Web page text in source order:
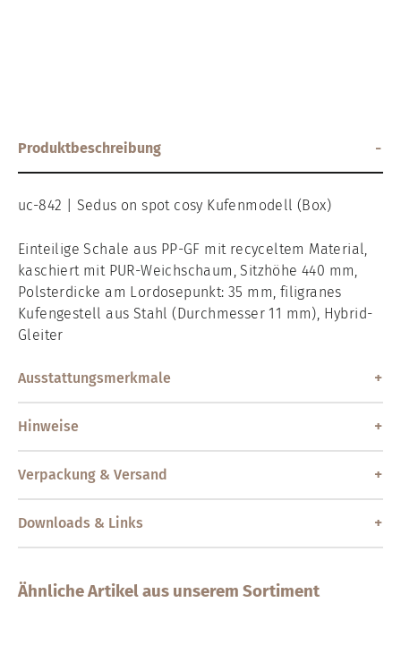
Produktbeschreibung
uc-842 Sedus on spot cosy Kufenmodell (Box)
Einteilige Schale aus PP-GF mit recyceltem Material,
kaschiert mit PUR-Weichschaum, Sitzhöhe 440 mm,
Polsterdicke am Lordosepunkt: 35 mm, filigranes
Kufengestell aus Stahl (Durchmesser 11 mm), Hybrid-
Gleiter
Ausstattungsmerkmale
Hinweise
Verpackung & Versand
Downloads & Links
Ähnliche Artikel aus unserem Sortiment